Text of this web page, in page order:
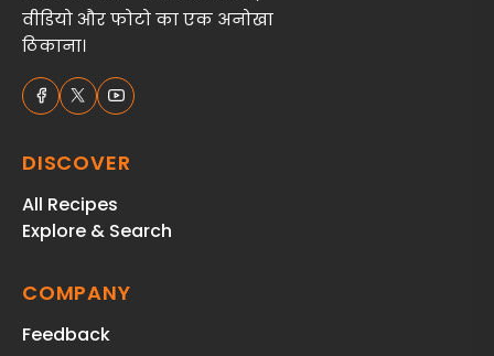
वीडियो और फोटो का एक अनोखा
ठिकाना।
DISCOVER
All Recipes
Explore & Search
COMPANY
Feedback